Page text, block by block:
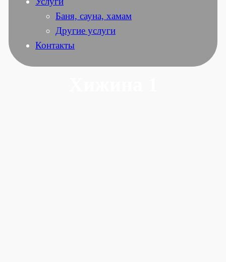
Баня, сауна, хамам
Другие услуги
Контакты